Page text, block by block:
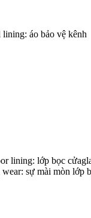
áo bảo vệ kênh
lining: lớp bọc
sự mài mòn lớp